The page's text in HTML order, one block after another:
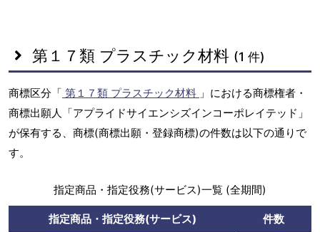
第１７類 プラスチック材料 (1 件)
商標区分「 第１７類 プラスチック材料 」における商標権者・
商標出願人「アプライドサイエンシズインコーポレイテッド」
が保有する、商標(商標出願・登録商標)の件数は以下の通りで
す。
指定商品・指定役務(サービス)一覧 (全期間)
指定商品・指定役務(サービス)
件数